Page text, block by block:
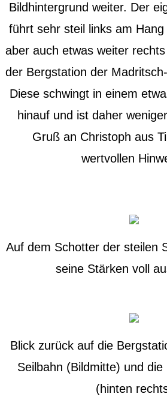
Bildhintergrund weiter. Der
führt sehr steil links am
aber auch etwas weiter
der Bergstation der
Diese schwingt in einem
hinauf und ist daher
Gruß an Christoph aus
wertvollen
Auf dem Schotter der steilen
seine Stärken voll
Blick zurück auf die
Seilbahn (Bildmitte) und
(hinten